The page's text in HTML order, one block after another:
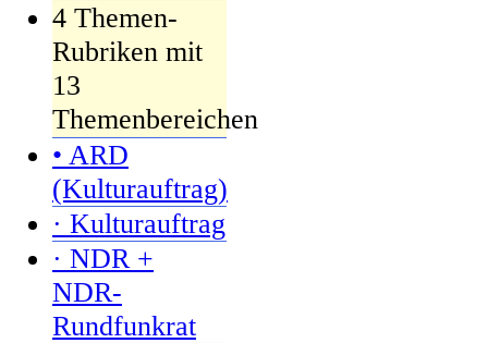
4 Themen-
Rubriken mit
13
Themenbereichen
• ARD
(Kulturauftrag)
· Kulturauftrag
· NDR +
NDR-
Rundfunkrat